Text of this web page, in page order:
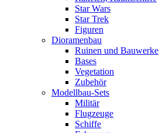
Star Wars
Star Trek
Figuren
Dioramenbau
Ruinen und Bauwerke
Bases
Vegetation
Zubehör
Modellbau-Sets
Militär
Flugzeuge
Schiffe